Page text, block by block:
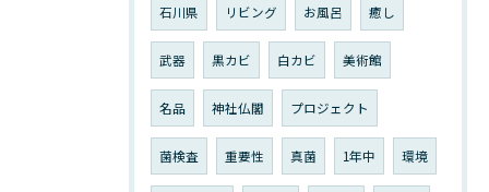
石川県 リビング お風呂 癒し
武器 黒カビ 白カビ 美術館
名品 神社仏閣 プロジェクト
菌検査 重要性 真菌 1年中 環境